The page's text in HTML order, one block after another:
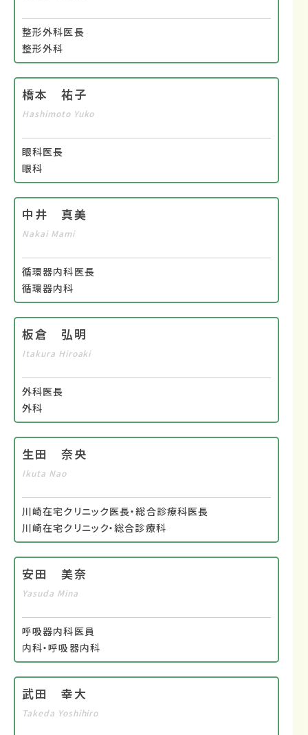
整形外科医長
整形外科
橋本 祐子
Hashimoto Yuko
眼科医長
眼科
中井 真美
Nakai Mami
循環器内科医長
循環器内科
板倉 弘明
Itakura Hiroaki
外科医長
外科
生田 奈央
Ikuta Nao
川崎在宅クリニック医長・総合診療科医長
川崎在宅クリニック・総合診療科
安田 美奈
Yasuda Mina
呼吸器内科医員
内科・呼吸器内科
武田 幸大
Takeda Yoshihiro